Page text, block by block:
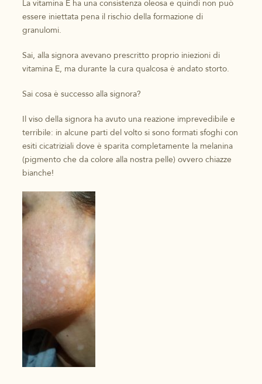
La vitamina E ha una consistenza oleosa e quindi non può
essere iniettata pena il rischio della formazione di
granulomi.
Sai, alla signora avevano prescritto proprio iniezioni di
vitamina E, ma durante la cura qualcosa è andato storto.
Sai cosa è successo alla signora?
Il viso della signora ha avuto una reazione imprevedibile e
terribile: in alcune parti del volto si sono formati sfoghi con
esiti cicatriziali dove è sparita completamente la melanina
(pigmento che da colore alla nostra pelle) ovvero chiazze
bianche!